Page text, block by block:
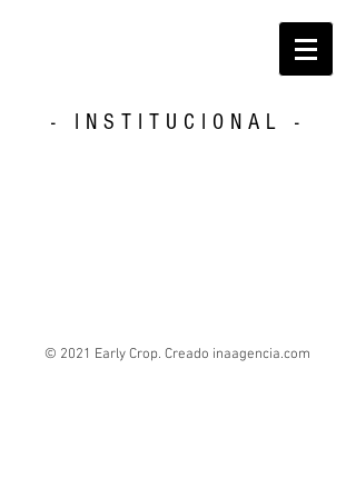
- INSTITUCIONAL -
© 2021 Early Crop. Creado inaagencia.com